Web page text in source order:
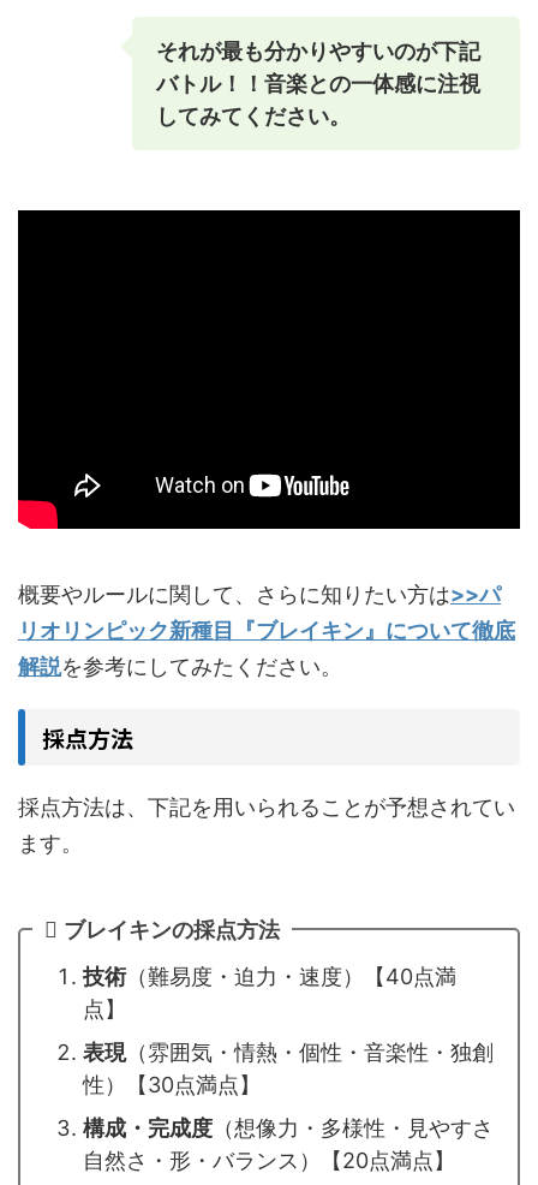
それが最も分かりやすいのが下記
バトル！！音楽との一体感に注視
してみてください。
概要やルールに関して、さらに知りたい方は>>パ
リオリンピック新種目『ブレイキン』について徹底
解説を参考にしてみたください。
採点方法
採点方法は、下記を用いられることが予想されてい
ます。
ブレイキンの採点方法
技術（難易度・迫力・速度）【40点満
点】
表現（雰囲気・情熱・個性・音楽性・独創
性）【30点満点】
構成・完成度 （想像力・多様性・見やすさ
自然さ・形・バランス）【20点満点】